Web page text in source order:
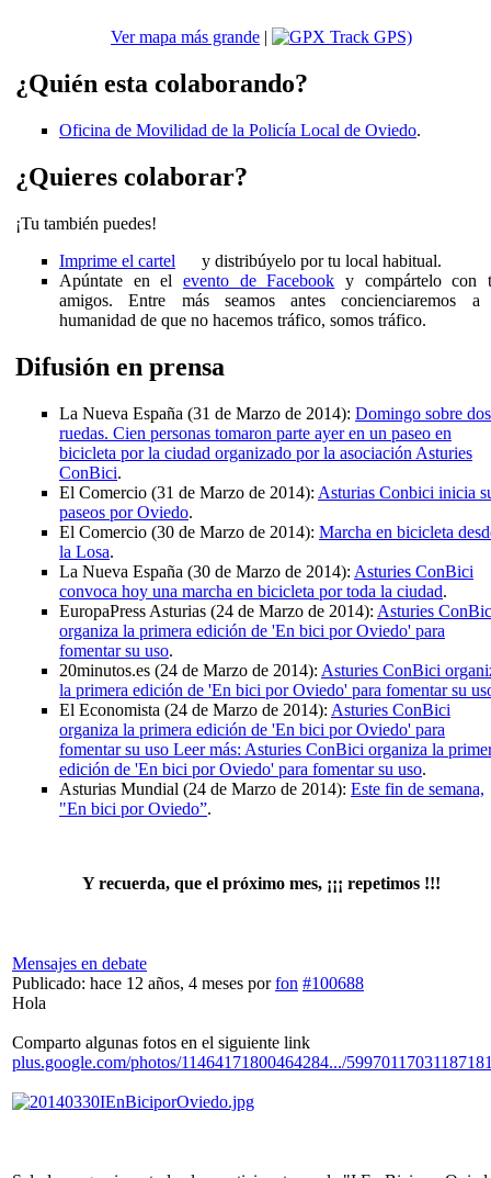
Ver mapa más grande | Track GPS)
¿Quién esta colaborando?
Oficina de Movilidad de la Policía Local de Oviedo.
¿Quieres colaborar?
¡Tu también puedes!
Imprime el cartel
y distribúyelo por tu local habitual.
Apúntate en el evento de Facebook y compártelo con
amigos. Entre más seamos antes concienciaremos
humanidad de que no hacemos tráfico, somos tráfico.
Difusión en prensa
La Nueva España (31 de Marzo de 2014): Domingo sobre dos
ruedas. Cien personas tomaron parte ayer en un paseo en
bicicleta por la ciudad organizado por la asociación Asturies
ConBici.
El Comercio (31 de Marzo de 2014): Asturias Conbici inicia
paseos por Oviedo.
El Comercio (30 de Marzo de 2014): Marcha en bicicleta
la Losa.
La Nueva España (30 de Marzo de 2014): Asturies ConBici
convoca hoy una marcha en bicicleta por toda la ciudad.
EuropaPress Asturias (24 de Marzo de 2014): Asturies
organiza la primera edición de 'En bici por Oviedo' para
fomentar su uso.
20minutos.es (24 de Marzo de 2014): Asturies ConBici
la primera edición de 'En bici por Oviedo' para fomentar su
El Economista (24 de Marzo de 2014): Asturies ConBici
organiza la primera edición de 'En bici por Oviedo' para
fomentar su uso Leer más: Asturies ConBici organiza la
edición de 'En bici por Oviedo' para fomentar su uso.
Asturias Mundial (24 de Marzo de 2014): Este fin de semana,
"En bici por Oviedo”.
Y recuerda, que el próximo mes, ¡¡¡ repetimos !!!
Mensajes en debate
Publicado: hace 12 años, 4 meses porfon #100688
Hola
Comparto algunas fotos en el siguiente link
plus.google.com/photos/11464171800464284.../